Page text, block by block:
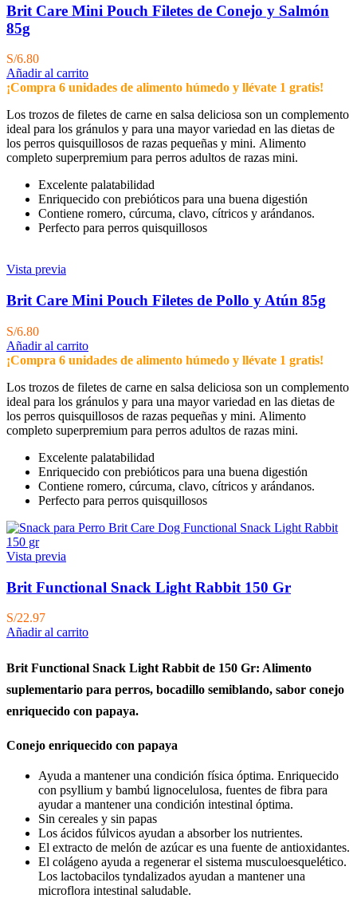
Brit Care Mini Pouch Filetes de Conejo y Salmón
85g
S/6.80
Añadir al carrito
¡Compra 6 unidades de alimento húmedo y llévate 1 gratis!
Los trozos de filetes de carne en salsa deliciosa son un complemento
ideal para los gránulos y para una mayor variedad en las dietas de
los perros quisquillosos de razas pequeñas y mini. Alimento
completo superpremium para perros adultos de razas mini.
Excelente palatabilidad
Enriquecido con prebióticos para una buena digestión
Contiene romero, cúrcuma, clavo, cítricos y arándanos.
Perfecto para perros quisquillosos
Vista previa
Brit Care Mini Pouch Filetes de Pollo y Atún 85g
S/6.80
Añadir al carrito
¡Compra 6 unidades de alimento húmedo y llévate 1 gratis!
Los trozos de filetes de carne en salsa deliciosa son un complemento
ideal para los gránulos y para una mayor variedad en las dietas de
los perros quisquillosos de razas pequeñas y mini. Alimento
completo superpremium para perros adultos de razas mini.
Excelente palatabilidad
Enriquecido con prebióticos para una buena digestión
Contiene romero, cúrcuma, clavo, cítricos y arándanos.
Perfecto para perros quisquillosos
Vista previa
Brit Functional Snack Light Rabbit 150 Gr
S/22.97
Añadir al carrito
Brit Functional Snack Light Rabbit de 150 Gr: Alimento
suplementario para perros, bocadillo semiblando, sabor conejo
enriquecido con papaya.
Conejo enriquecido con papaya
Ayuda a mantener una condición física óptima. Enriquecido
con psyllium y bambú lignocelulosa, fuentes de fibra para
ayudar a mantener una condición intestinal óptima.
Sin cereales y sin papas
Los ácidos fúlvicos ayudan a absorber los nutrientes.
El extracto de melón de azúcar es una fuente de antioxidantes.
El colágeno ayuda a regenerar el sistema musculoesquelético.
Los lactobacilos tyndalizados ayudan a mantener una
microflora intestinal saludable.